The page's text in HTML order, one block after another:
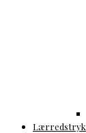
Lærredstryk